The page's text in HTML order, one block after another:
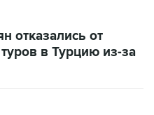
отказались от
в Турцию из-за